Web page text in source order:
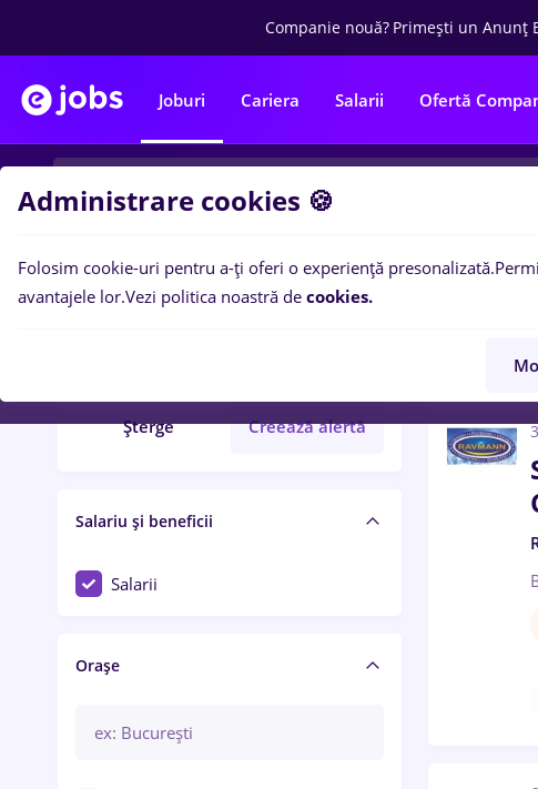
Companie nouă? Primești un Anunț
Joburi Cariera Salarii Ofertă
Filtre
Șterge Creează alertă
Salariu și beneficii
Salarii
Orașe
9locuri
Administrare cookies 🍪
Folosim cookie-uri pentru a-ți oferi o experiență presonalizată.
avantajele lor.Vezi politica noastră de cookies.